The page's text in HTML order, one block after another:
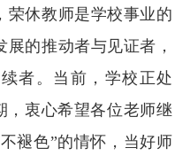
荣休教师是学校事业的
的推动者与见证者，
者。当前，学校正处
，衷心希望各位老师继
褪色”的情怀，当好师